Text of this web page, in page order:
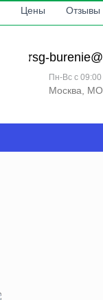
Цены Отзывы
rsg-
Пн-Вс с
Москва, МО